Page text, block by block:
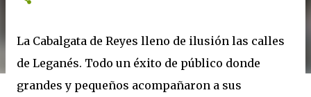
La Cabalgata de Reyes lleno de ilusión las calles
de Leganés. Todo un éxito de público donde
grandes y pequeños acompañaron a sus